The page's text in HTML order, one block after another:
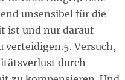
unsensibel für die
ist und nur darauf
verteidigen.5. Versuch,
durch